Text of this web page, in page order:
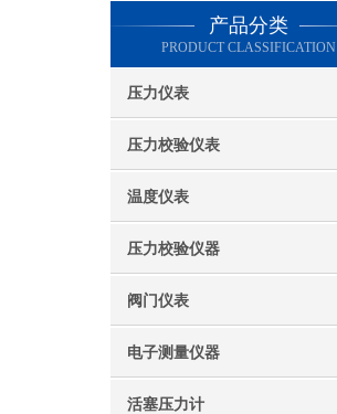
产品分类
PRODUCT CLASSIFICATION
压力仪表
压力校验仪表
温度仪表
压力校验仪器
阀门仪表
电子测量仪器
活塞压力计